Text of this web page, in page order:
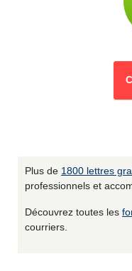
Plus de 1800 lettres
professionnels et
Découvrez toutes les
courriers.